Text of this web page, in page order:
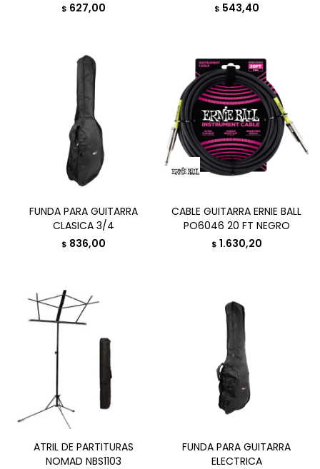
$ 627,00 $ 543,40
FUNDA PARA GUITARRA
CLASICA 3/4
$ 836,00
CABLE GUITARRA ERNIE BALL
PO6046 20 FT NEGRO
$ 1.630,20
ATRIL DE PARTITURAS
NOMAD NBS1103
FUNDA PARA GUITARRA
ELECTRICA